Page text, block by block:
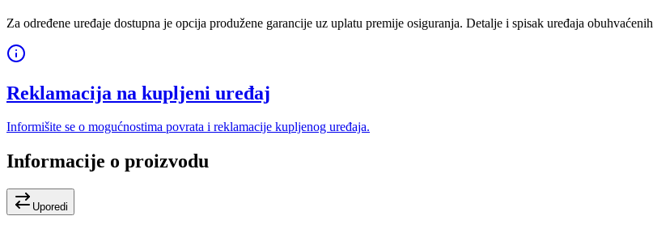
Za određene uređaje dostupna je opcija produžene garancije uz uplatu premije osiguranja. Detalje i spisak uređaja
Reklamacija na kupljeni uređaj
Informišite se o mogućnostima povrata i reklamacije kupljenog uređaja.
Informacije o proizvodu
Uporedi